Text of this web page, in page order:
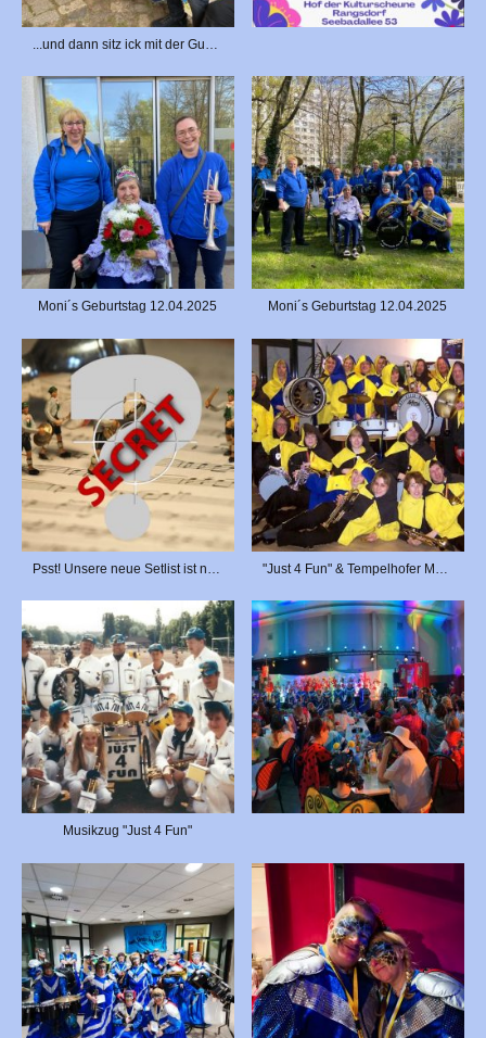
...und dann sitz ick mit der Gugge uff der Banke 🎶📣
Moni´s Geburtstag 12.04.2025 Moni´s Geburtstag 12.04.2025
Psst! Unsere neue Setlist ist noch geheim... "Just 4 Fun" & Tempelhofer Musikzug
Musikzug "Just 4 Fun"